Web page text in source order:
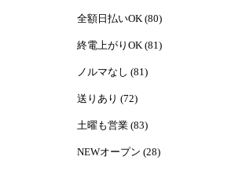
全額日払いOK (80)
終電上がりOK (81)
ノルマなし (81)
送りあり (72)
土曜も営業 (83)
NEWオープン (28)